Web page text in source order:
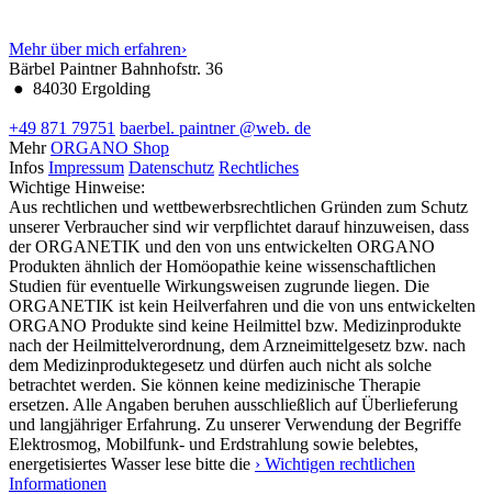
Mehr über mich erfahren›
Bärbel PaintnerBahnhofstr. 36
● 84030 Ergolding
+49 871 79751 baerbel. paintner @web. de
Mehr ORGANO Shop
Infos Impressum Datenschutz Rechtliches
Wichtige Hinweise:
Aus rechtlichen und wettbewerbsrechtlichen Gründen zum Schutz
unserer Verbraucher sind wir verpflichtet darauf hinzuweisen, dass
der ORGANETIK und den von uns entwickelten ORGANO
Produkten ähnlich der Homöopathie keine wissenschaftlichen
Studien für eventuelle Wirkungsweisen zugrunde liegen. Die
ORGANETIK ist kein Heilverfahren und die von uns entwickelten
ORGANO Produkte sind keine Heilmittel bzw. Medizinprodukte
nach der Heilmittelverordnung, dem Arzneimittelgesetz bzw. nach
dem Medizinproduktegesetz und dürfen auch nicht als solche
betrachtet werden. Sie können keine medizinische Therapie
ersetzen. Alle Angaben beruhen ausschließlich auf Überlieferung
und langjähriger Erfahrung. Zu unserer Verwendung der Begriffe
Elektrosmog, Mobilfunk- und Erdstrahlung sowie belebtes,
energetisiertes Wasser lese bitte die › Wichtigen rechtlichen
Informationen